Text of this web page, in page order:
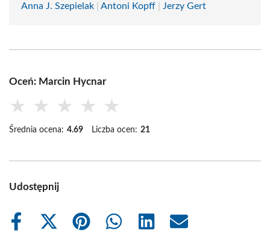
Anna J. Szepielak
Antoni Kopff Jerzy Gert
Oceń: Marcin Hycnar
★ ★ ★ ★ ★
Średnia ocena: 4.69 Liczba ocen: 21
Udostępnij
Share
Share
Share
Share
Share
Share